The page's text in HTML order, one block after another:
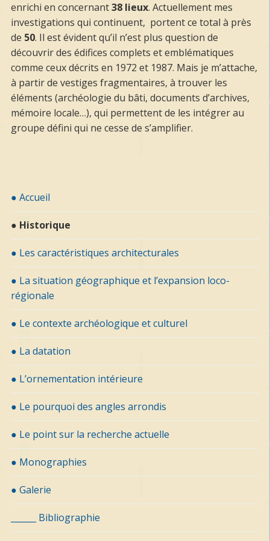
● Accueil
● Historique
● Les caractéristiques architecturales
● La situation géographique et l’expansion loco-
régionale
● Le contexte archéologique et culturel
● La datation
● L’ornementation intérieure
● Le pourquoi des angles arrondis
● Le point sur la recherche actuelle
● Monographies
● Galerie
______ Bibliographie
enrichi en concernant38 lieux. Actuellement mes
investigations qui continuent, portent ce total à près
de 50. Il est évident qu’il n’est plus question de
découvrir des édifices complets et emblématiques
comme ceux décrits en 1972 et 1987. Mais je m’attache,
à partir de vestiges fragmentaires, à trouver les
éléments (archéologie du bâti, documents d’archives,
mémoire locale…), qui permettent de les intégrer au
groupe défini qui ne cesse de s’amplifier.